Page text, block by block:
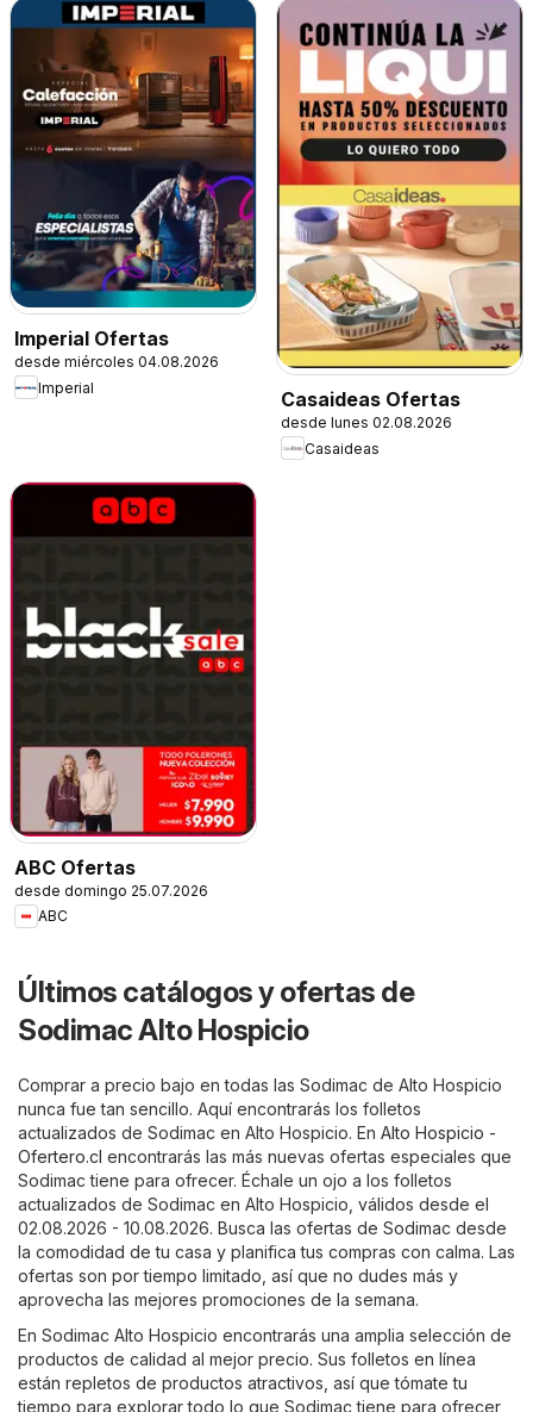
Imperial Ofertas
desde miércoles 04.08.2026
Imperial
Casaideas Ofertas
desde lunes 02.08.2026
Casaideas
ABC Ofertas
desde domingo 25.07.2026
ABC
Últimos catálogos y ofertas de
Sodimac Alto Hospicio
Comprar a precio bajo en todas las Sodimac de Alto Hospicio
nunca fue tan sencillo. Aquí encontrarás los folletos
actualizados de Sodimac en Alto Hospicio. En Alto Hospicio -
Ofertero.cl encontrarás las más nuevas ofertas especiales que
Sodimac tiene para ofrecer. Échale un ojo a los folletos
actualizados de Sodimac en Alto Hospicio, válidos desde el
02.08.2026 - 10.08.2026. Busca las ofertas de Sodimac desde
la comodidad de tu casa y planifica tus compras con calma. Las
ofertas son por tiempo limitado, así que no dudes más y
aprovecha las mejores promociones de la semana.
En Sodimac Alto Hospicio encontrarás una amplia selección de
productos de calidad al mejor precio. Sus folletos en línea
están repletos de productos atractivos, así que tómate tu
tiempo para explorar todo lo que Sodimac tiene para ofrecer